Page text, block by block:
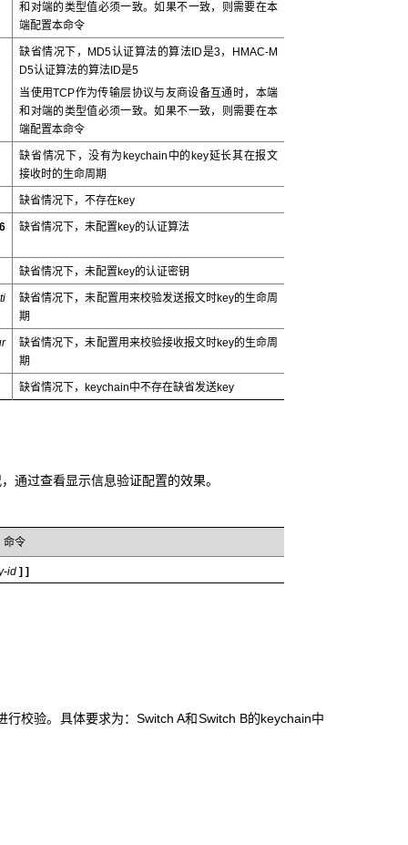
和对端的类型值必须一致。如果不一致，则需要在本
端配置本命令
缺省情况下，MD5认证算法的算法ID是3，HMAC-M
D5认证算法的算法ID是5
当使用TCP作为传输层协议与友商设备互通时，本端
和对端的类型值必须一致。如果不一致，则需要在本
端配置本命令
缺省情况下，没有为keychain中的key延长其在报文
接收时的生命周期
缺省情况下，不存在key
缺省情况下，未配置key的认证算法
缺省情况下，未配置key的认证密钥
缺省情况下，未配置用来校验发送报文时key的生命周
期
缺省情况下，未配置用来校验接收报文时key的生命周
期
缺省情况下，keychain中不存在缺省发送key
通过查看显示信息验证配置的效果。
命令
id ] ]
校验。具体要求为：Switch A和Switch B的keychain中